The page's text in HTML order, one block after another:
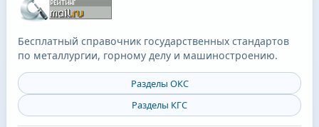
Бесплатный справочник государственных стандартов
по металлургии, горному делу и машиностроению.
Разделы ОКС
Разделы КГС